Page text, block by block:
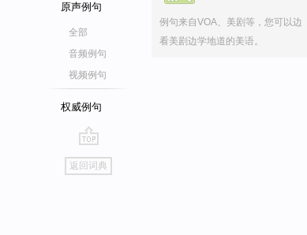
原声例句
全部
音频例句
视频例句
权威例句
go
top
返回词典
例句来自VOA、美剧等，您可以边
看美剧边学地道的美语。